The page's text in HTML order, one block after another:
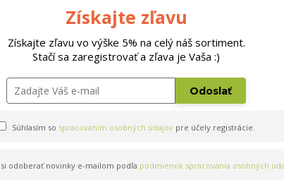
140x200cm
Získajte zľavu
Získajte zľavu vo výške 5% na celý náš sortiment.
Stačí sa zaregistrovať a zľava je Vaša :)
Odoslať
Súhlasím so spracovaním osobných údajov pre účely registrácie.
odoberať novinky e-mailom podľa podmienok spracovania osobných